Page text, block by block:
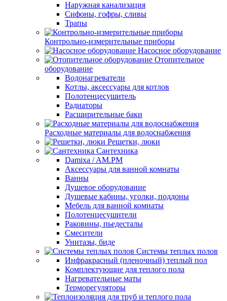
Наружная канализация
Сифоны, гофры, сливы
Трапы
Контрольно-измерительные приборы
Насосное оборудование
Отопительное
оборудование
Водонагреватели
Котлы, аксессуары для котлов
Полотенцесушитель
Радиаторы
Расширительные баки
Расходные материалы для водоснабжения
Решетки, люки
Сантехника
Damixa / AM.PM
Аксессуары для ванной комнаты
Ванны
Душевое оборудование
Душевые кабины, уголки, поддоны
Мебель для ванной комнаты
Полотенцесушители
Раковины, пьедесталы
Смесители
Унитазы, биде
Системы теплых полов
Инфракрасный (пленочный) теплый пол
Комплектующие для теплого пола
Нагревательные маты
Терморегуляторы